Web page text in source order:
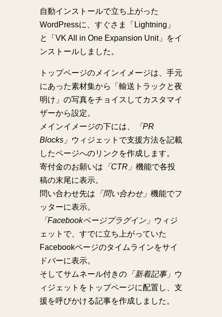
自動インストールで立ち上がった
WordPressに、すぐさま「Lightning」
と「VK All in One Expansion Unit」をイ
ンストールしました。
トップページのメインイメージは、手元
にあった素材集から「輸送トラックと夜
明け」の写真をチョイスしてカスタマイ
ザーから設定。
メインイメージの下には、
「PR
Blocks」 ウィジェットで支援方法を記載
したページへのリンクを作成します。
寄付金のお願いは 「CTR」 機能で各投
稿の末尾に表示。
問い合わせ先は 「問い合わせ」 機能でフ
ッターに表示。
「Facebookページプラグイン」 ウィジ
ェットで、すでに立ち上がっていた
Facebookページのタイムラインをサイ
ドバーに表示。
そしてサムネール付きの「新着記事」 ウ
ィジェットをトップページに配置し、支
援を呼びかける記事を作成しました。